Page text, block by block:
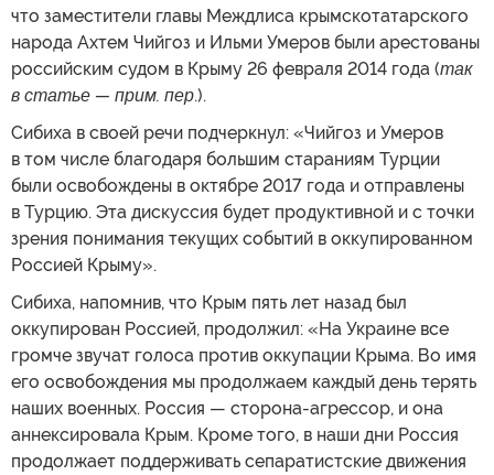
что заместители главы Междлиса крымскотатарского
народа Ахтем Чийгоз и Ильми Умеров были арестованы
российским судом в Крыму 26 февраля 2014 года (так
в статье — прим. пер.).
Сибиха в своей речи подчеркнул: «Чийгоз и Умеров
в том числе благодаря большим стараниям Турции
были освобождены в октябре 2017 года и отправлены
в Турцию. Эта дискуссия будет продуктивной и с точки
зрения понимания текущих событий в оккупированном
Россией Крыму».
Сибиха, напомнив, что Крым пять лет назад был
оккупирован Россией, продолжил: «На Украине все
громче звучат голоса против оккупации Крыма. Во имя
его освобождения мы продолжаем каждый день терять
наших военных. Россия — сторона-агрессор, и она
аннексировала Крым. Кроме того, в наши дни Россия
продолжает поддерживать сепаратистские движения